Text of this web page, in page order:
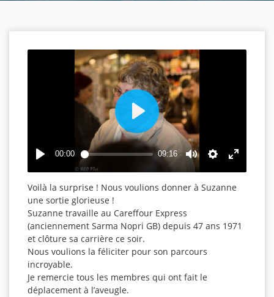
00:00 09:16
Mute
Play
Voilà la surprise ! Nous voulions donner à Suzanne
une sortie glorieuse !
Suzanne travaille au Careffour Express
(anciennement Sarma Nopri GB) depuis 47 ans 1971
et clôture sa carrière ce soir.
Nous voulions la féliciter pour son parcours
incroyable.
Je remercie tous les membres qui ont fait le
déplacement à l’aveugle.